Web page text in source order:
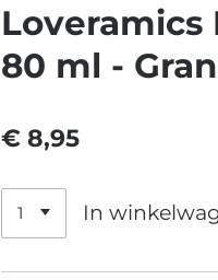
Loveramics
80 ml -
€ 8,95
In